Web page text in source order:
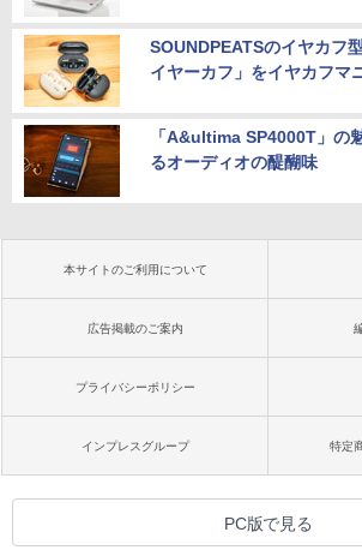
SOUNDPEATSのイヤカフ
イヤーカフ」をイヤカフマ
「A&ultima SP4000T」の
るオーディオの醍醐味
本サイトのご利用について
広告掲載のご案内
プライバシーポリシー
インプレスグループ 特定
PC版で見る